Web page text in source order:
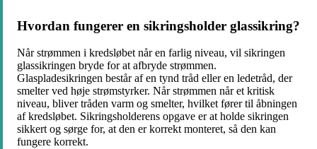
Hvordan fungerer en sikringsholder glassikring?
Når strømmen i kredsløbet når en farlig niveau, vil sikringen
glassikringen bryde for at afbryde strømmen.
Glaspladesikringen består af en tynd tråd eller en ledetråd, der
smelter ved høje strømstyrker. Når strømmen når et kritisk
niveau, bliver tråden varm og smelter, hvilket fører til åbningen
af ​​kredsløbet. Sikringsholderens opgave er at holde sikringen
sikkert og sørge for, at den er korrekt monteret, så den kan
fungere korrekt.